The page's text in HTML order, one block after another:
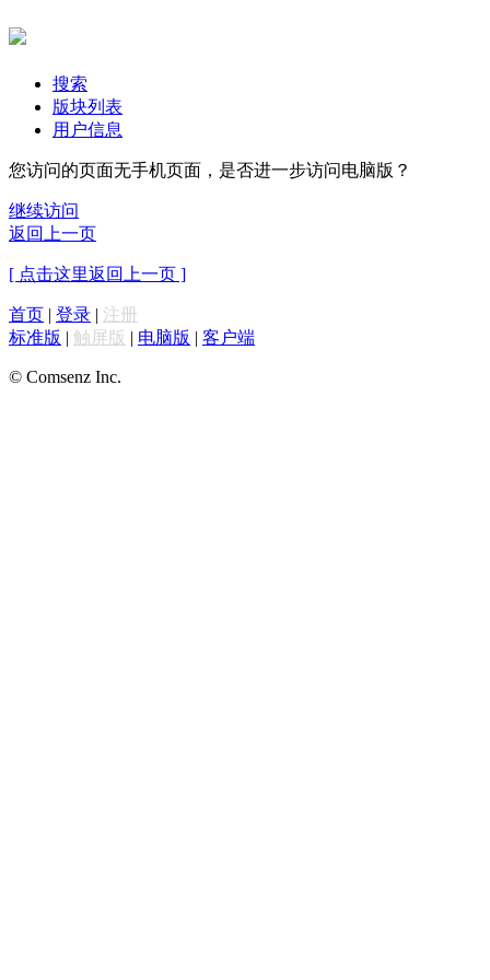
搜索
版块列表
用户信息
您访问的页面无手机页面，是否进一步访问电脑版？
继续访问
返回上一页
[ 点击这里返回上一页 ]
首页 | 登录 | 注册
标准版 | 触屏版 | 电脑版 | 客户端
© Comsenz Inc.